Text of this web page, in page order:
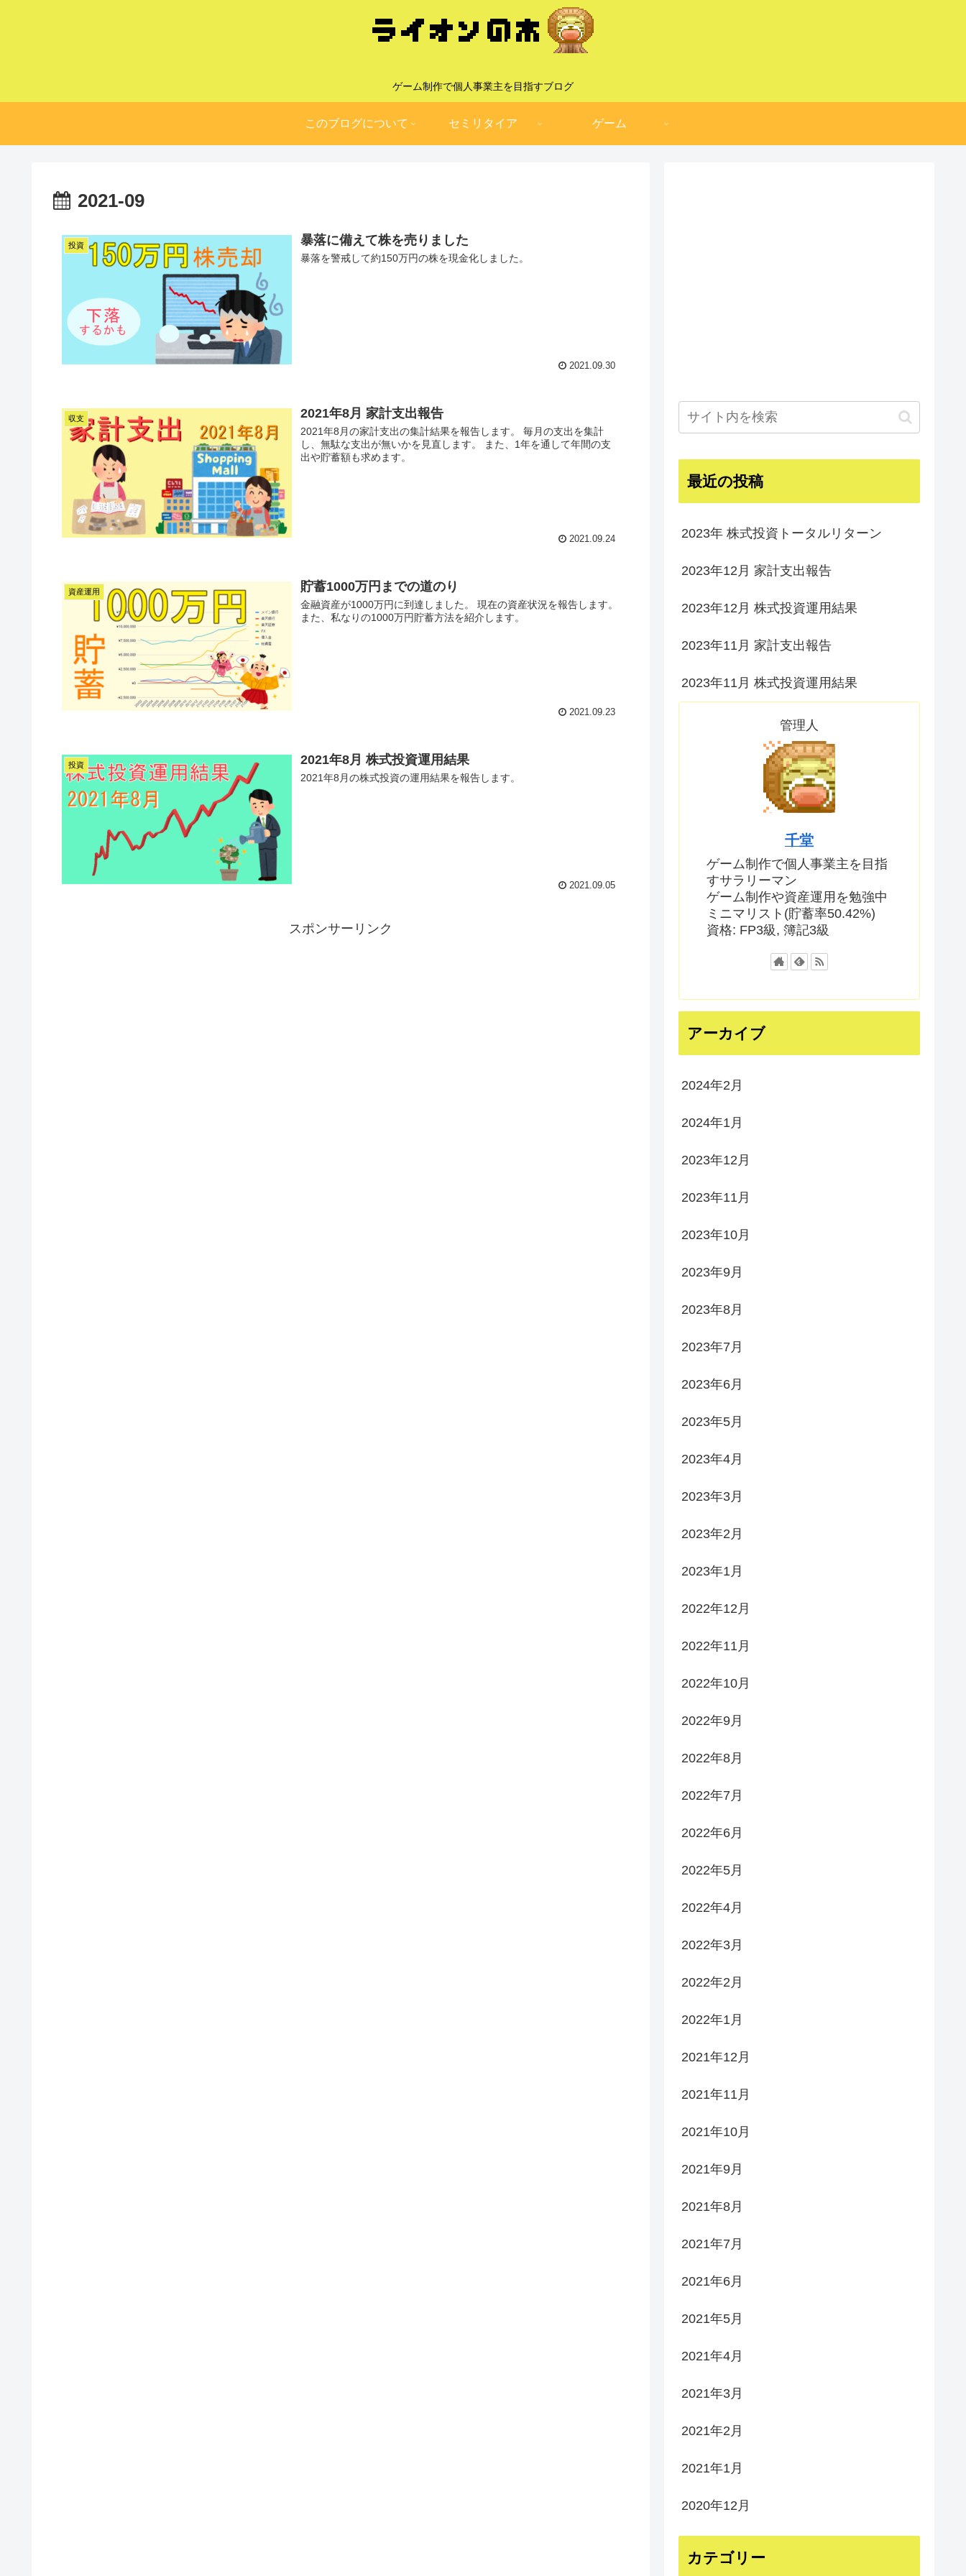
ゲーム制作で個人事業主を目指すブログ
このブログについて セミリタイア ゲーム
2021-09
投資 暴落に備えて株を売りました
暴落を警戒して約150万円の株を現金化しました。
2021.09.30
収支 2021年8月 家計支出報告
2021年8月の家計支出の集計結果を報告します。 毎月の支出を集計
し、無駄な支出が無いかを見直します。 また、1年を通して年間の支
出や貯蓄額も求めます。
2021.09.24
資産運用 貯蓄1000万円までの道のり
金融資産が1000万円に到達しました。 現在の資産状況を報告します。
また、私なりの1000万円貯蓄方法を紹介します。
2021.09.23
投資 2021年8月 株式投資運用結果
2021年8月の株式投資の運用結果を報告します。
2021.09.05
スポンサーリンク
最近の投稿
2023年 株式投資トータルリターン
2023年12月 家計支出報告
2023年12月 株式投資運用結果
2023年11月 家計支出報告
2023年11月 株式投資運用結果
管理人
千堂
ゲーム制作で個人事業主を目指
すサラリーマン
ゲーム制作や資産運用を勉強中
ミニマリスト(貯蓄率50.42%)
資格: FP3級, 簿記3級
アーカイブ
2024年2月
2024年1月
2023年12月
2023年11月
2023年10月
2023年9月
2023年8月
2023年7月
2023年6月
2023年5月
2023年4月
2023年3月
2023年2月
2023年1月
2022年12月
2022年11月
2022年10月
2022年9月
2022年8月
2022年7月
2022年6月
2022年5月
2022年4月
2022年3月
2022年2月
2022年1月
2021年12月
2021年11月
2021年10月
2021年9月
2021年8月
2021年7月
2021年6月
2021年5月
2021年4月
2021年3月
2021年2月
2021年1月
2020年12月
カテゴリー